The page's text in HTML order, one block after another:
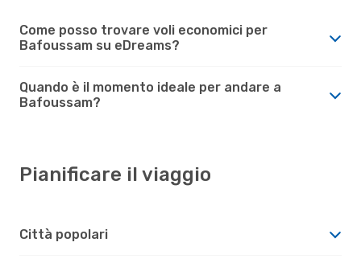
Come posso trovare voli economici per
Bafoussam su eDreams?
Quando è il momento ideale per andare a
Bafoussam?
Pianificare il viaggio
Città popolari